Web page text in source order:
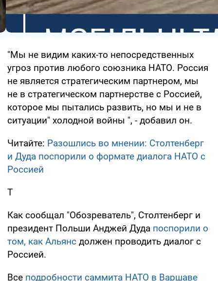
"Мы не видим каких-то непосредственных
угроз против любого союзника НАТО. Россия
не является стратегическим партнером, мы
не в стратегическом партнерстве с Россией,
которое мы пытались развить, но мы и не в
ситуации" холодной войны ", - добавил он.
Читайте: Разошлись во мнении: Столтенберг
и Дуда поспорили о формате диалога НАТО с
Россией
Т
Как сообщал "Обозреватель", Столтенберг и
президент Польши Анджей Дуда поспорили о
том, как Альянс должен проводить диалог с
Россией.
Все подробности саммита НАТО в Варшаве